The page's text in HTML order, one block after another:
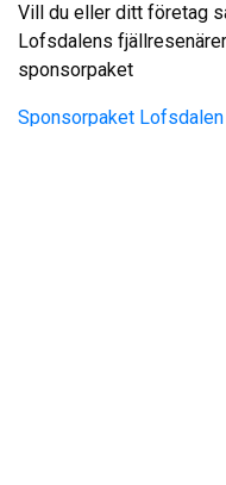
Vill du eller ditt företag
Lofsdalens
sponsorpaket
Sponsorpaket